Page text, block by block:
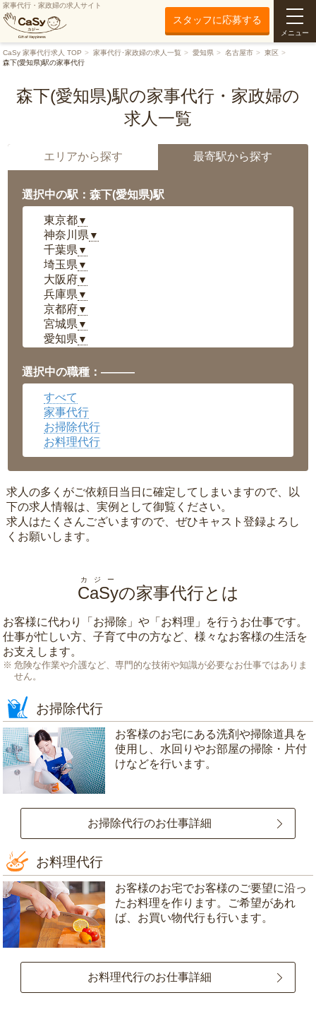
家事代行・家政婦の求人サイト
スタッフに応募する
メニュー
CaSy 家事代行求人 TOP 家事代行･家政婦の求人一覧 愛知県 名古屋市
東区
森下(愛知県)駅の家事代行
森下(愛知県)駅の家事代行・家政婦の
求人一覧
エリアから探す 最寄駅から探す
選択中の駅：森下(愛知県)駅
東京都▼
神奈川県 ▼
千葉県 ▼
埼玉県 ▼
大阪府▼
兵庫県 ▼
京都府▼
宮城県 ▼
愛知県 ▼
岡山県▼
広島県▼
沖縄県
選択中の職種：———
すべて
家事代行
お掃除代行
お料理代行
求人の多くがご依頼日当日に確定してしまいますので、以
下の求人情報は、実例として御覧ください。
求人はたくさんございますので、ぜひキャスト登録よろし
くお願いします。
CaSy
カジー
の家事代行とは
お客様に代わり「 お掃除 」や「 お料理 」を行うお仕事です。
仕事が忙しい方、子育て中の方など、様々なお客様の生活を
お支えします。
危険な作業や介護など、専門的な技術や知識が必要なお仕事ではありま
せん。
お掃除代行
お客様のお宅にある洗剤や掃除道具を
使用し、水回りやお部屋の掃除・片付
けなどを行います。
お掃除代行のお仕事詳細
お料理代行
お客様のお宅でお客様のご要望に沿っ
たお料理を作ります。ご希望があれ
ば、お買い物代行も行います。
お料理代行のお仕事詳細